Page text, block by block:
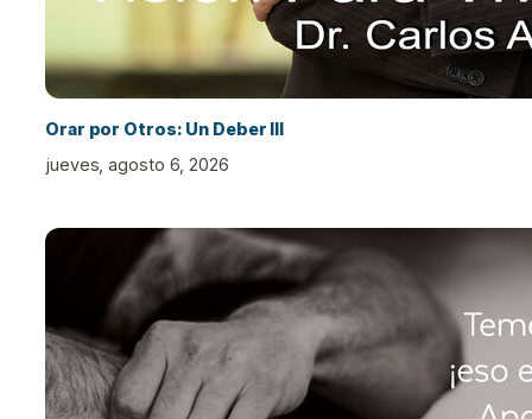
Orar por Otros: Un Deber III
jueves, agosto 6, 2026